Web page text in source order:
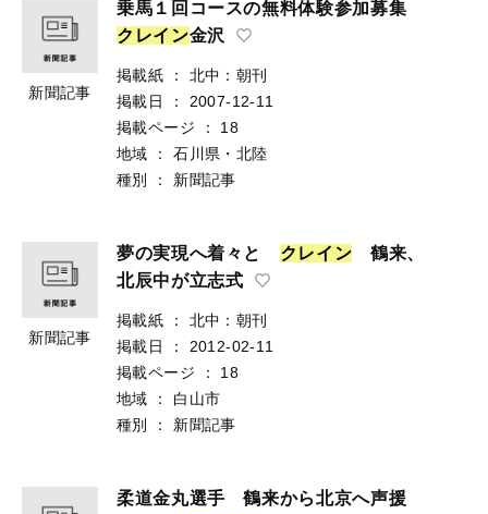
新聞記事
乗馬１回コースの無料体験参加募集
ク レイ ン金沢
掲載紙 ：
北中：朝刊
掲載日
：
2007-12-11
掲載ページ
：
18
地域
：
石川県・北陸
種別
： 新聞記事
新聞記事
夢の実現へ着々と ク レイ ン 鶴来、
北辰中が立志式
掲載紙 ：
北中：朝刊
掲載日
：
2012-02-11
掲載ページ
：
18
地域
：
白山市
種別
： 新聞記事
柔道金丸選手 鶴来から北京へ声援